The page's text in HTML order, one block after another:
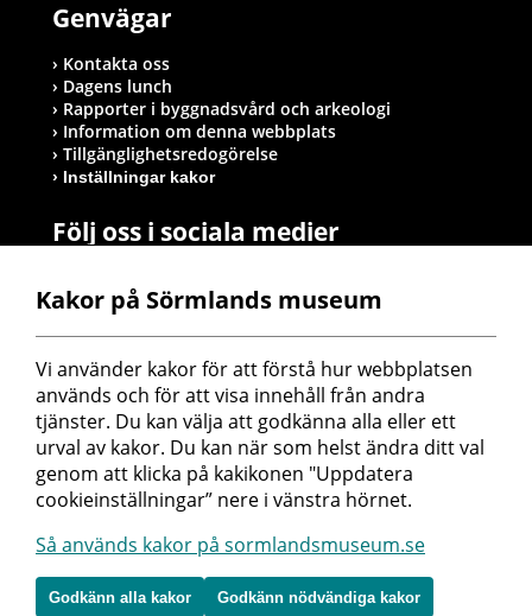
Genvägar
Kontakta oss
Dagens lunch
Rapporter i byggnadsvård och arkeologi
Information om denna webbplats
Tillgänglighetsredogörelse
Inställningar kakor
Följ oss i sociala medier
Postadress
Sörmlands museum
Box 314
611 26 Nyköping
Kakor på Sörmlands museum
Vi använder kakor för att förstå hur webbplatsen
används och för att visa innehåll från andra
tjänster. Du kan välja att godkänna alla eller ett
urval av kakor. Du kan när som helst ändra ditt val
genom att klicka på kakikonen "Uppdatera
cookieinställningar” nere i vänstra hörnet.
Så används kakor på sormlandsmuseum.se
Godkänn alla kakor Godkänn nödvändiga kakor